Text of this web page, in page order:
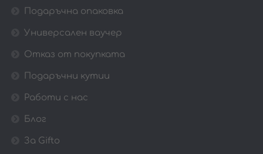
Подаръчна опаковка
Универсален ваучер
Отказ от покупката
Подаръчни кутии
Работи с нас
Блог
За Gifto